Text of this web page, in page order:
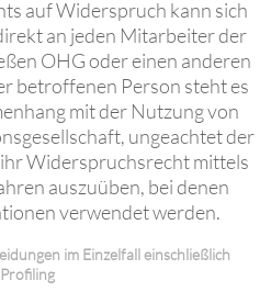
auf Widerspruch kann sich
an jeden Mitarbeiter der
OHG oder einen anderen
betroffenen Person steht es
mit der Nutzung von
ungeachtet der
Widerspruchsrecht mittels
auszuüben, bei denen
verwendet werden.
im Einzelfall einschließlich
Profiling